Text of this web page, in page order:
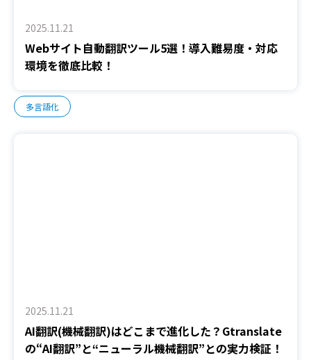
2025.11.21
Webサイト自動翻訳ツール5選！導入難易度・対応
環境を徹底比較！
多言語化
2025.11.21
AI翻訳(機械翻訳)はどこまで進化した？Gtranslate
の“AI翻訳”と“ニューラル機械翻訳”との実力検証！